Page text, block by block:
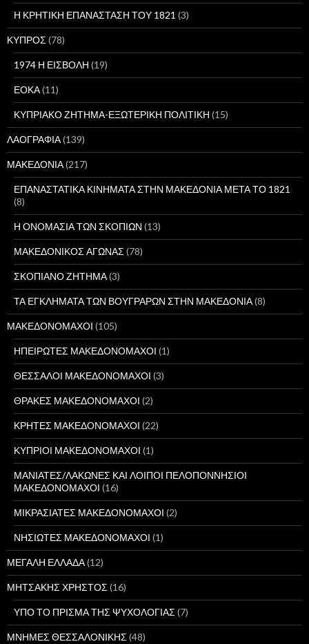
Η ΚΡΗΤΙΚΗ ΕΠΑΝΑΣΤΑΣΗ ΤΟΥ 1821 (3)
ΚΥΠΡΟΣ (78)
1974 Η ΕΙΣΒΟΛΗ (19)
ΕΟΚΑ(11)
ΚΥΠΡΙΑΚΟ ΖΗΤΗΜΑ-ΕΞΩΤΕΡΙΚΗ ΠΟΛΙΤΙΚΗ (15)
ΛΑΟΓΡΑΦΙΑ(139)
ΜΑΚΕΔΟΝΙΑ(217)
ΕΠΑΝΑΣΤΑΤΙΚΑ ΚΙΝΗΜΑΤΑ ΣΤΗΝ ΜΑΚΕΔΟΝΙΑ ΜΕΤΑ ΤΟ 1821
(8)
Η ΟΝΟΜΑΣΙΑ ΤΩΝ ΣΚΟΠΙΩΝ (13)
ΜΑΚΕΔΟΝΙΚΟΣ ΑΓΩΝΑΣ (78)
ΣΚΟΠΙΑΝΟ ΖΗΤΗΜΑ(3)
ΤΑ ΕΓΚΛΗΜΑΤΑ ΤΩΝ ΒΟΥΓΡΑΡΩΝ ΣΤΗΝ ΜΑΚΕΔΟΝΙΑ(8)
ΜΑΚΕΔΟΝΟΜΑΧΟΙ (105)
ΗΠΕΙΡΩΤΕΣ ΜΑΚΕΔΟΝΟΜΑΧΟΙ (1)
ΘΕΣΣΑΛΟΙ ΜΑΚΕΔΟΝΟΜΑΧΟΙ (3)
ΘΡΑΚΕΣ ΜΑΚΕΔΟΝΟΜΑΧΟΙ (2)
ΚΡΗΤΕΣ ΜΑΚΕΔΟΝΟΜΑΧΟΙ (22)
ΚΥΠΡΙΟΙ ΜΑΚΕΔΟΝΟΜΑΧΟΙ (1)
ΜΑΝΙΑΤΕΣ/ΛΑΚΩΝΕΣ ΚΑΙ ΛΟΙΠΟΙ ΠΕΛΟΠΟΝΝΗΣΙΟΙ
ΜΑΚΕΔΟΝΟΜΑΧΟΙ (16)
ΜΙΚΡΑΣΙΑΤΕΣ ΜΑΚΕΔΟΝΟΜΑΧΟΙ (2)
ΝΗΣΙΩΤΕΣ ΜΑΚΕΔΟΝΟΜΑΧΟΙ (1)
ΜΕΓΑΛΗ ΕΛΛΑΔΑ(12)
ΜΗΤΣΑΚΗΣ ΧΡΗΣΤΟΣ (16)
ΥΠΟ ΤΟ ΠΡΙΣΜΑ ΤΗΣ ΨΥΧΟΛΟΓΙΑΣ (7)
ΜΝΗΜΕΣ ΘΕΣΣΑΛΟΝΙΚΗΣ (48)